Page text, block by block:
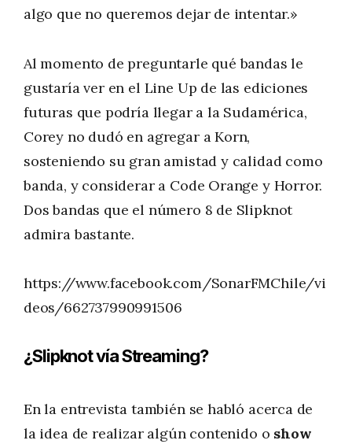
algo que no queremos dejar de intentar.»
Al momento de preguntarle qué bandas le
gustaría ver en el Line Up de las ediciones
futuras que podría llegar a la Sudamérica,
Corey no dudó en agregar a Korn,
sosteniendo su gran amistad y calidad como
banda, y considerar a Code Orange y Horror.
Dos bandas que el número 8 de Slipknot
admira bastante.
https://www.facebook.com/SonarFMChile/vi
deos/662737990991506
¿Slipknot vía Streaming?
En la entrevista también se habló acerca de
la idea de realizar algún contenido o show